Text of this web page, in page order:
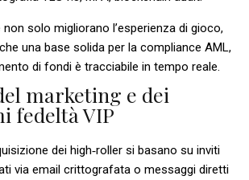
solo migliorano l’esperienza di gioco,
una base solida per la compliance AML,
di fondi è tracciabile in tempo reale.
marketing e dei
fedeltà VIP
dei high‑roller si basano su inviti
via email crittografata o messaggi diretti